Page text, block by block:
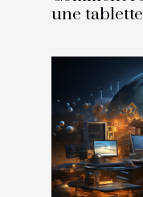
une